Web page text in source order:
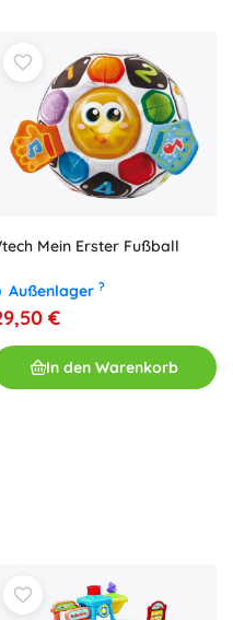
Mein Erster Fußball
Außenlager ?
€
In den Warenkorb